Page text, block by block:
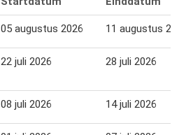
05 augustus 2026 11 augustus 2026
22 juli 2026 28 juli 2026
08 juli 2026 14 juli 2026